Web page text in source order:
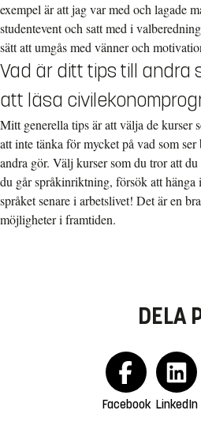
exempel är att jag var med och lagade
studentevent och satt med i
sätt att umgås med vänner och
Vad är ditt tips till andra
att läsa
Mitt generella tips är att välja de kurser
att inte tänka för mycket på vad som
andra gör. Välj kurser som du tror att
du går språkinriktning, försök att
språket senare i arbetslivet! Det är en
möjligheter i framtiden.
DELA
Facebook LinkedIn